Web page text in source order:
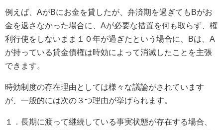
例えば、AがBにお金を貸したが、弁済期を過ぎてもBがお
金を返さなかった場合に、Aが必要な措置を何も取らず、権
利行使をしないまま１０年が過ぎたという場合に、Bは、A
が持っている貸金債権は時効によって消滅したことを主張
できます。
時効制度の存在理由としては様々な議論がされています
が、一般的には次の３つ理由が挙げられます。
１．長期に渡って継続している事実状態が存在する場合、